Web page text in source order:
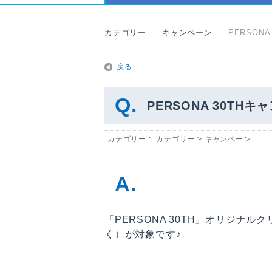
カテゴリー キャンペーン
戻る
PERSONA 30THキ
カテゴリー : カテゴリー > キャンペーン
「PERSONA 30TH」オリジナル
く）が対象です♪